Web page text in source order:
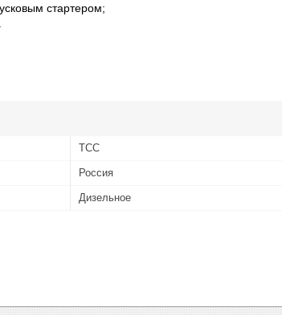
стартером;
ТСС
Россия
Дизельное